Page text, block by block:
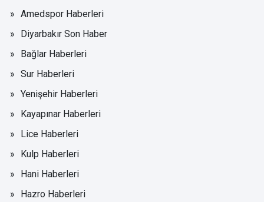
Amedspor Haberleri
Diyarbakır Son Haber
Bağlar Haberleri
Sur Haberleri
Yenişehir Haberleri
Kayapınar Haberleri
Lice Haberleri
Kulp Haberleri
Hani Haberleri
Hazro Haberleri